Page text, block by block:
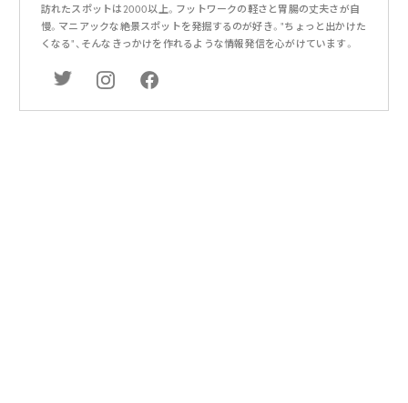
訪れたスポットは2000以上。フットワークの軽さと胃腸の丈夫さが自
慢。マニアックな絶景スポットを発掘するのが好き。"ちょっと出かけた
くなる"、そんなきっかけを作れるような情報発信を心がけています。